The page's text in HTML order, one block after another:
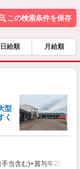
この検索条件を保存
日給順 月給順
型
く
手当含む)+賞与年2回 ※